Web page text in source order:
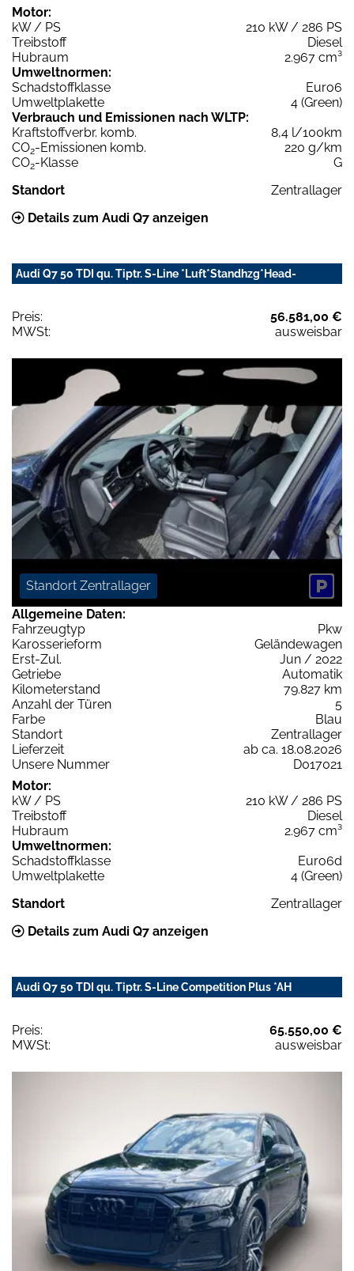
Motor:
kW / PS
210 kW / 286 PS
Treibstoff
Diesel
Hubraum
2.967 cm³
Umweltnormen:
Schadstoffklasse
Euro6
Umweltplakette
4 (Green)
Verbrauch und Emissionen nach WLTP:
Kraftstoffverbr. komb.
8,4 l/100km
CO2-Emissionen komb.
220 g/km
CO2-Klasse
G
Standort
Zentrallager
Details zum Audi Q7 anzeigen
Audi Q7 50 TDI qu. Tiptr. S-Line *Luft*Standhzg*Head-
Preis:
56.581,00 €
MWSt:
ausweisbar
Standort Zentrallager
Allgemeine Daten:
Fahrzeugtyp
Pkw
Karosserieform
Geländewagen
Erst-Zul.
Jun / 2022
Getriebe
Automatik
Kilometerstand
79.827 km
Anzahl der Türen
5
Farbe
Blau
Standort
Zentrallager
Lieferzeit
ab ca. 18.08.2026
Unsere Nummer
D017021
Motor:
kW / PS
210 kW / 286 PS
Treibstoff
Diesel
Hubraum
2.967 cm³
Umweltnormen:
Schadstoffklasse
Euro6d
Umweltplakette
4 (Green)
Standort
Zentrallager
Details zum Audi Q7 anzeigen
Audi Q7 50 TDI qu. Tiptr. S-Line Competition Plus *AH
Preis:
65.550,00 €
MWSt:
ausweisbar